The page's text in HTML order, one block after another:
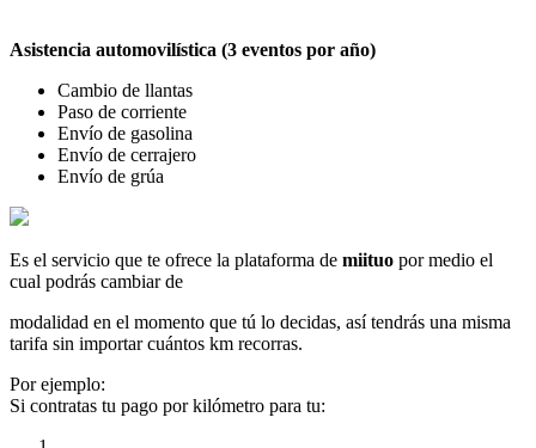
Asistencia automovilística (3 eventos por año)
Cambio de llantas
Paso de corriente
Envío de gasolina
Envío de cerrajero
Envío de grúa
Es el servicio que te ofrece la plataforma de miituo por medio el
cual podrás cambiar de
modalidad en el momento que tú lo decidas, así tendrás una misma
tarifa sin importar cuántos km recorras.
Por ejemplo:
Si contratas tu pago por kilómetro para tu: